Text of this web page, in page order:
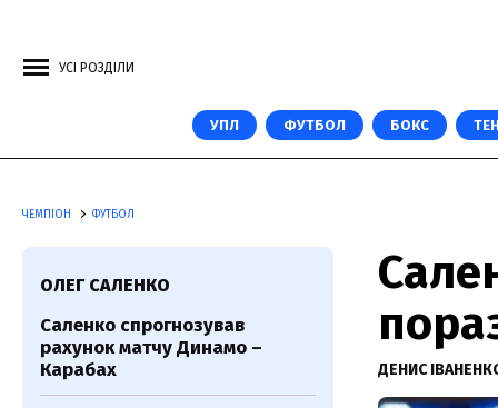
УСІ РОЗДІЛИ
УПЛ ФУТБОЛ БОКС
ЧЕМПІОН ФУТБОЛ
ДЕНИС
ОЛЕГ САЛЕНКО
Саленко спрогнозував
рахунок матчу Динамо –
Карабах